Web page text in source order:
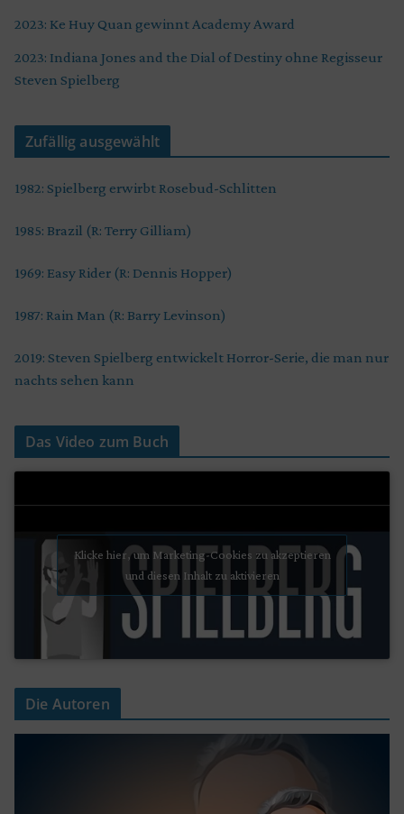
2023: Ke Huy Quan gewinnt Academy Award
2023: Indiana Jones and the Dial of Destiny ohne Regisseur
Steven Spielberg
Zufällig ausgewählt
1982: Spielberg erwirbt Rosebud-Schlitten
1985: Brazil (R: Terry Gilliam)
1969: Easy Rider (R: Dennis Hopper)
1987: Rain Man (R: Barry Levinson)
2019: Steven Spielberg entwickelt Horror-Serie, die man nur
nachts sehen kann
Das Video zum Buch
Klicke hier, um Marketing-Cookies zu akzeptieren
und diesen Inhalt zu aktivieren
Die Autoren